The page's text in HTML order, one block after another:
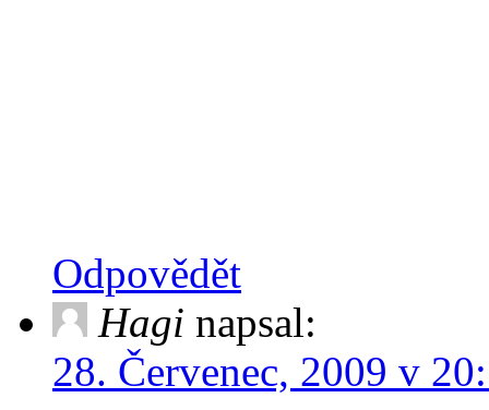
Odpovědět
Hagi napsal:
28. Červenec, 2009 v